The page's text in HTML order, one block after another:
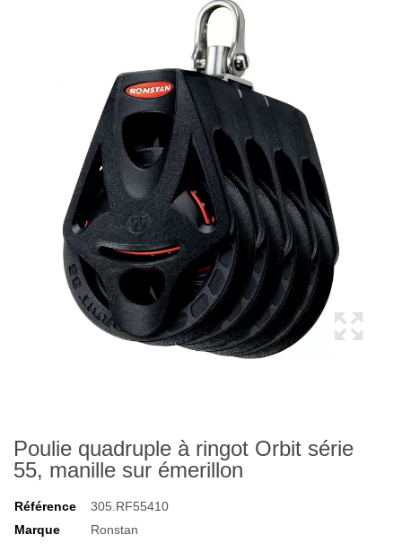
Poulie quadruple à ringot Orbit série
55, manille sur émerillon
Référence
305.RF55410
Marque
Ronstan